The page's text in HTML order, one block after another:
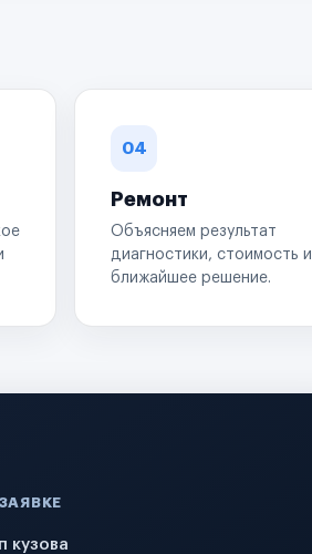
04
Ремонт
Объясняем результат
диагностики, стоимость и
ближайшее решение.
кузова